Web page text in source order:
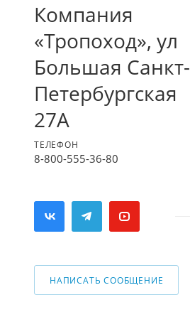
Компания
«Тропоход», ул
Большая Санкт-
Петербургская
27А
ТЕЛЕФОН
8-800-555-36-80
НАПИСАТЬ СООБЩЕНИЕ